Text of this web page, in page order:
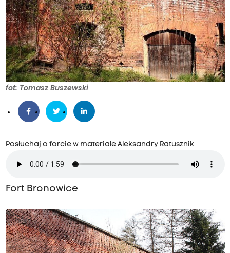
fot: Tomasz Buszewski
Posłuchaj o forcie w materiale Aleksandry Ratusznik
Fort Bronowice